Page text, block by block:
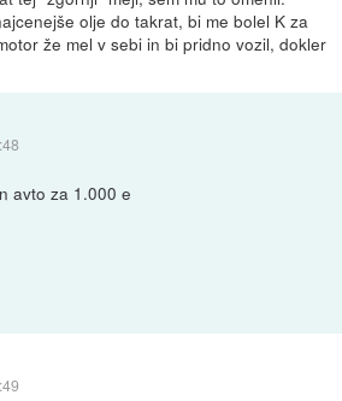
olje do takrat, bi me bolel K za
že mel v sebi in bi pridno vozil, dokler
avto za 1.000 e